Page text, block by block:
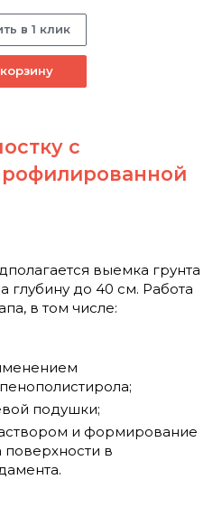
в 1 клик
с
выемка грунта
глубину до 40 см. Работа
в том числе:
подушки;
и формирование
в